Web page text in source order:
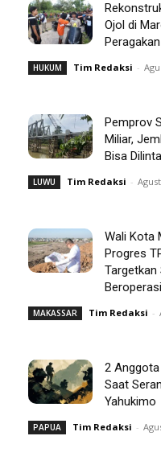
Ojol di
HUKUM Tim Redaksi -
Pemprov
Miliar,
Bisa
LUWU Tim Redaksi -
Wali Kota
Progres
Targetkan
Beroperasi
MAKASSAR Tim Redaksi -
2
Saat
Yahukimo
PAPUA Tim Redaksi -